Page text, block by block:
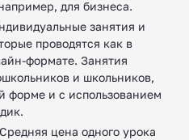
для бизнеса.
занятия и
проводятся как в
формате. Занятия
и школьников,
форме и с использованием
Средняя цена одного урока